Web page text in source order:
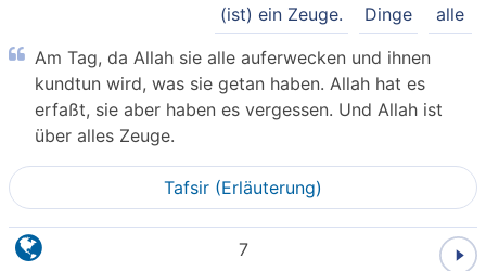
alle
Dinge
(ist) ein Zeuge.
Am Tag, da Allah sie alle auferwecken und ihnen
kundtun wird, was sie getan haben. Allah hat es
erfaßt, sie aber haben es vergessen. Und Allah ist
über alles Zeuge.
Tafsir (Erläuterung)
7